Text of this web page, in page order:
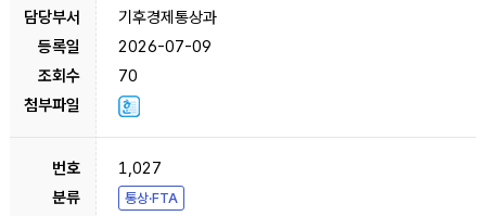
기후경제통상과
2026-07-09
70
1,027
통상·FTA